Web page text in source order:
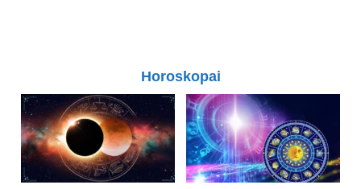
Horoskopai